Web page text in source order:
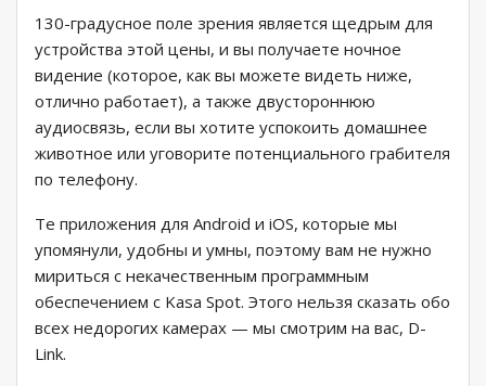
130-градусное поле зрения является щедрым для
устройства этой цены, и вы получаете ночное
видение (которое, как вы можете видеть ниже,
отлично работает), а также двустороннюю
аудиосвязь, если вы хотите успокоить домашнее
животное или уговорите потенциального грабителя
по телефону.
Те приложения для Android и iOS, которые мы
упомянули, удобны и умны, поэтому вам не нужно
мириться с некачественным программным
обеспечением с Kasa Spot. Этого нельзя сказать обо
всех недорогих камерах — мы смотрим на вас, D-
Link.